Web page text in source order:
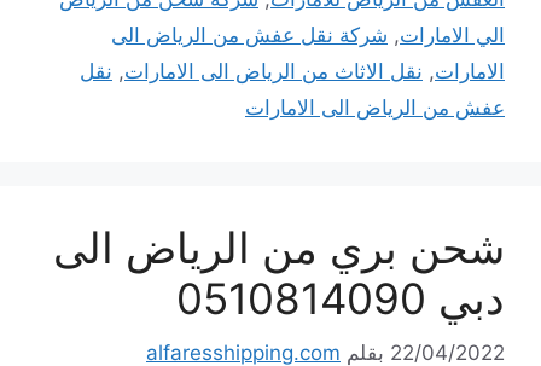
الي الامارات, شركة نقل عفش من الرياض الى
الامارات, نقل الاثاث من الرياض الى الامارات, نقل
عفش من الرياض الى الامارات
شحن بري من الرياض الى
دبي 0510814090
22/04/2022 بقلم alfaresshipping.com